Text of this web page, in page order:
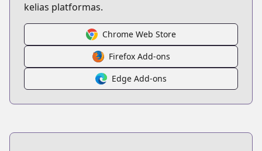
kelias platformas.
Chrome Web Store
Firefox Add-ons
Edge Add-ons